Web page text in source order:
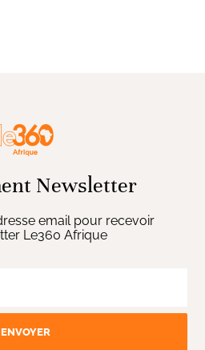
Newsletter
email pour recevoir
Le360 Afrique
ENVOYER